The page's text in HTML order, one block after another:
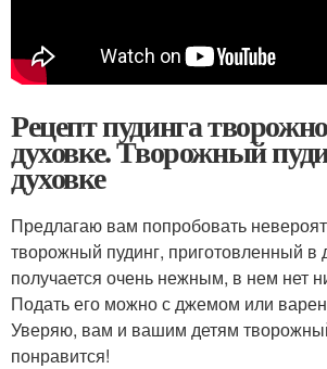
Рецепт пудинга
духовке. Творожный
духовке
Предлагаю вам попробовать
творожный пудинг, приготовленный в
получается очень нежным, в нем нет
Подать его можно с джемом или
Уверяю, вам и вашим детям
понравится!